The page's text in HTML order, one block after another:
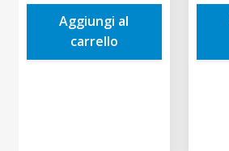
era:
3,50€.
è:
Aggiungi al
carrello